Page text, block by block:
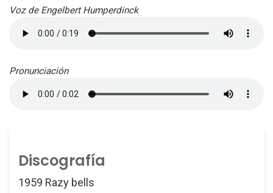
Voz de Engelbert Humperdinck
Pronunciación
Discografía
1959 Razy bells